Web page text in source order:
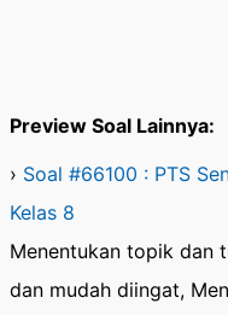
Preview Soal Lainnya:
› Soal #66100 : PTS
Kelas 8
Menentukan topik dan
dan mudah diingat,